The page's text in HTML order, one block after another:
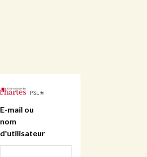
E-mail ou
nom
d'utilisateur